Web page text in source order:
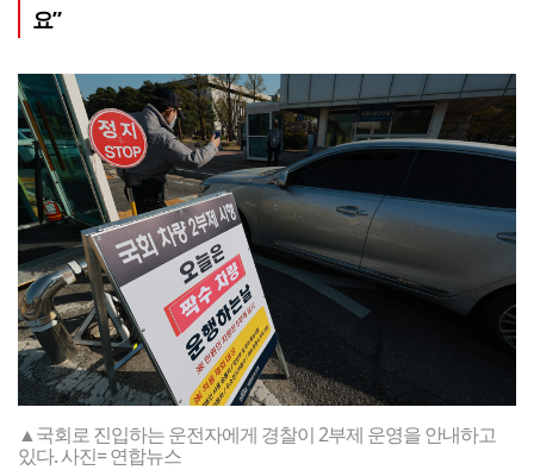
요”
▲국회로 진입하는 운전자에게 경찰이 2부제 운영을 안내하고
있다. 사진= 연합뉴스